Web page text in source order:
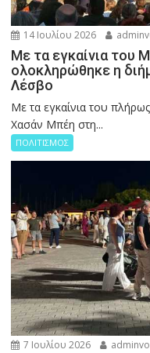
14 Ιουλίου 2026
Με τα εγκαίνια του
ολοκληρώθηκε η
Λέσβο
Με τα εγκαίνια του
Χασάν Μπέη στη...
ΠΟΛΙΤΙΣΜΟΣ
7 Ιουλίου 2026